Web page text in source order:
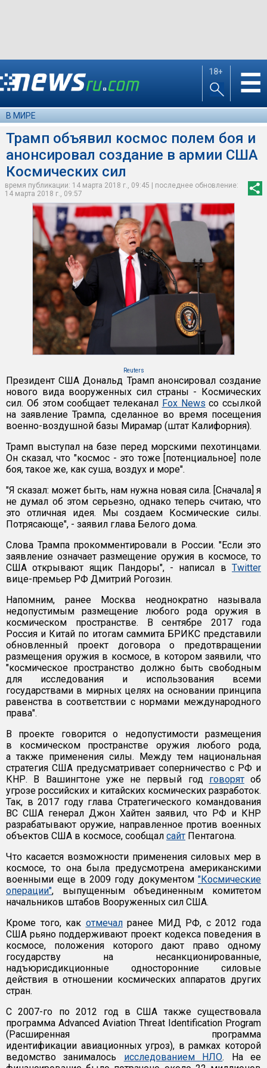
18+ ☰
В МИРЕ
Трамп объявил космос полем боя и
анонсировал создание в армии США
Космических сил
время публикации: 14 марта 2018 г., 09:45 | последнее обновление:
14 марта 2018 г., 09:57
Reuters
Президент США Дональд Трамп анонсировал создание
нового вида вооруженных сил страны - Космических
сил. Об этом сообщает телеканал Fox News со ссылкой
на заявление Трампа, сделанное во время посещения
военно-воздушной базы Мирамар (штат Калифорния).
Трамп выступал на базе перед морскими пехотинцами.
Он сказал, что "космос - это тоже [потенциальное] поле
боя, такое же, как суша, воздух и море".
"Я сказал: может быть, нам нужна новая сила. [Сначала] я
не думал об этом серьезно, однако теперь считаю, что
это отличная идея. Мы создаем Космические силы.
Потрясающе", - заявил глава Белого дома.
Слова Трампа прокомментировали в России. "Если это
заявление означает размещение оружия в космосе, то
США открывают ящик Пандоры", - написал в Twitter
вице-премьер РФ Дмитрий Рогозин.
Напомним, ранее Москва неоднократно называла
недопустимым размещение любого рода оружия в
космическом пространстве. В сентябре 2017 года
Россия и Китай по итогам саммита БРИКС представили
обновленный проект договора о предотвращении
размещения оружия в космосе, в котором заявили, что
"космическое пространство должно быть свободным
для исследования и использования всеми
государствами в мирных целях на основании принципа
равенства в соответствии с нормами международного
права".
В проекте говорится о недопустимости размещения
в космическом пространстве оружия любого рода,
а также применения силы. Между тем национальная
стратегия США предусматривает соперничество с РФ и
КНР. В Вашингтоне уже не первый год говорятоб
угрозе российских и китайских космических разработок.
Так, в 2017 году глава Стратегического командования
ВС США генерал Джон Хайтен заявил, что РФ и КНР
разрабатывают оружие, направленное против военных
объектов США в космосе, сообщал сайт Пентагона.
Что касается возможности применения силовых мер в
космосе, то она была предусмотрена американскими
военными еще в 2009 году документом "Космические
операции", выпущенным объединенным комитетом
начальников штабов Вооруженных сил США.
Кроме того, как отмечалранее МИД РФ, с 2012 года
США рьяно поддерживают проект кодекса поведения в
космосе, положения которого дают право одному
государству на несанкционированные,
надъюрисдикционные односторонние силовые
действия в отношении космических аппаратов других
стран.
С 2007-го по 2012 год в США также существовала
программа Advanced Aviation Threat Identification Program
(Расширенная программа
идентификации авиационных угроз), в рамках которой
ведомство занималось исследованием НЛО. На ее